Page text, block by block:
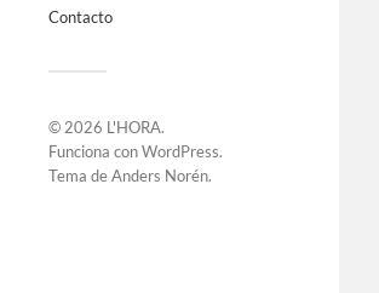
Contacto
© 2026 L'HORA.
Funciona conWordPress.
Tema deAnders Norén.